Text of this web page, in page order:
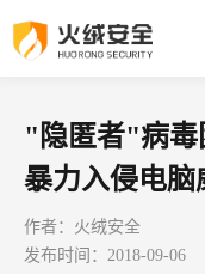
"隐匿者"病毒
暴力入侵电脑
作者：火绒安全
发布时间：2018-09-06